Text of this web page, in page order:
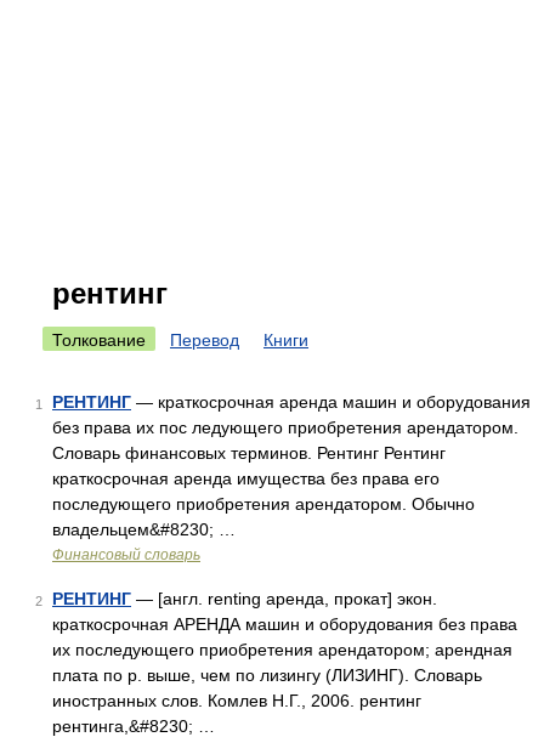
рентинг
Толкование Перевод Книги
1 РЕНТИНГ — краткосрочная аренда машин и оборудования
без права их пос ледующего приобретения арендатором.
Словарь финансовых терминов. Рентинг Рентинг
краткосрочная аренда имущества без права его
последующего приобретения арендатором. Обычно
владельцем&#8230; …
Финансовый словарь
2 РЕНТИНГ — [англ. renting аренда, прокат] экон.
краткосрочная АРЕНДА машин и оборудования без права
их последующего приобретения арендатором; арендная
плата по р. выше, чем по лизингу (ЛИЗИНГ). Словарь
иностранных слов. Комлев Н.Г., 2006. рентинг
рентинга,&#8230; …